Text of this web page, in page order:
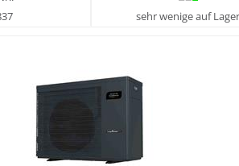
sehr wenige auf Lager